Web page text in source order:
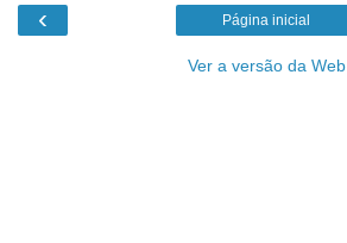
‹ Página inicial
Ver a versão da Web